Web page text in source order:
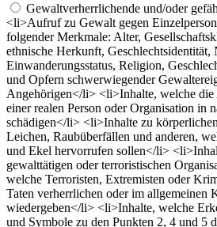
Gewaltverherrlichende und/oder
<li>Aufruf zu Gewalt gegen
folgender Merkmale: Alter,
ethnische Herkunft, Geschlechtsidentität,
Einwanderungsstatus, Religion,
und Opfern schwerwiegender
Angehörigen</li> <li>Inhalte, welche die
einer realen Person oder Organisation in
schädigen</li> <li>Inhalte zu
Leichen, Raubüberfällen und anderen,
und Ekel hervorrufen sollen</li>
gewalttätigen oder terroristischen
welche Terroristen, Extremisten oder
Taten verherrlichen oder im allgemeinen
wiedergeben</li> <li>Inhalte, welche
und Symbole zu den Punkten 2, 4 und 5